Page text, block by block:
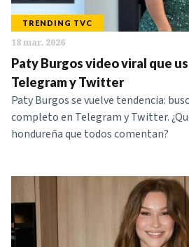
TRENDING TVC
18 mar. 2026
Paty Burgos video viral que
Telegram y Twitter
Paty Burgos se vuelve tendencia:
completo en Telegram y Twitter.
hondureña que todos comentan?